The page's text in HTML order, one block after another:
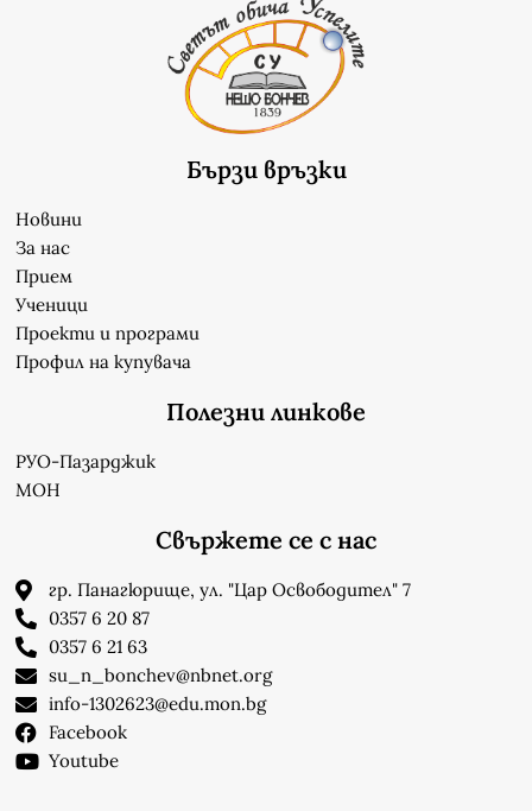
Бързи връзки
Новини
За нас
Прием
Ученици
Проекти и програми
Профил на купувача
Полезни линкове
РУО-Пазарджик
МОН
Свържете се с нас
гр. Панагюрище, ул. "Цар Освободител" 7
0357 6 20 87
0357 6 21 63
su_n_bonchev@nbnet.org
info-1302623@edu.mon.bg
Facebook
Youtube